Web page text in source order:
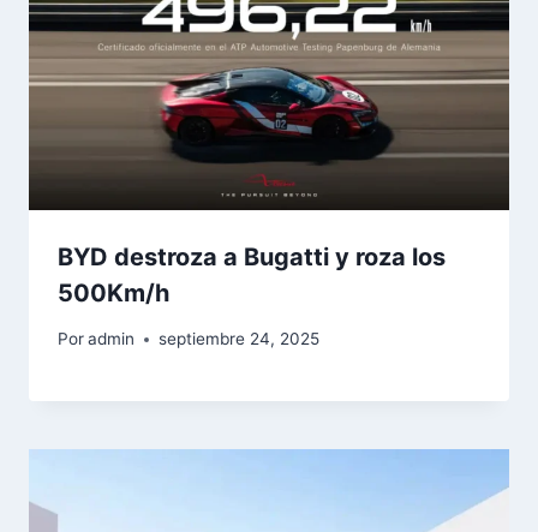
BYD destroza a Bugatti y roza los
500Km/h
Poradmin septiembre 24, 2025